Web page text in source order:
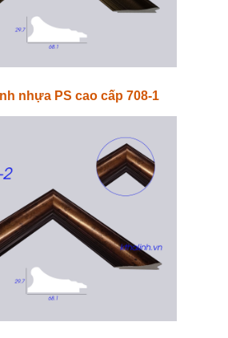
nhựa PS cao cấp 708-1